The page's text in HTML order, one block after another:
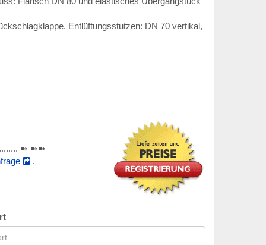
Entlüftungsstutzen: DN 70 vertikal,
➽ ➽➽
.